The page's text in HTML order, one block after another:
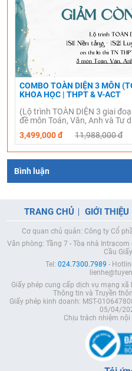
COMBO TOÀN DIỆN 3 MÔN
KHOA HỌC | THPT & V-ACT
(Lộ trình TOÀN DIỆN 3 giai
đề môn Toán, Văn, Anh và Tư
3,499,000 đ
11,988,000 đ
Bình luận
TRANG CHỦ GIỚI THIỆU
Cơ quan chủ quản: Công ty Cổ
Văn phòng: Tầng 7 - Tòa nhà
Cầu
Tel: 024.7300.7989 -
Giấy phép cung cấp dịch vụ mạng xã
Thông tin và Truyền
Giấy phép kinh doanh: MST-
05/04/
Chịu trách nhiệm